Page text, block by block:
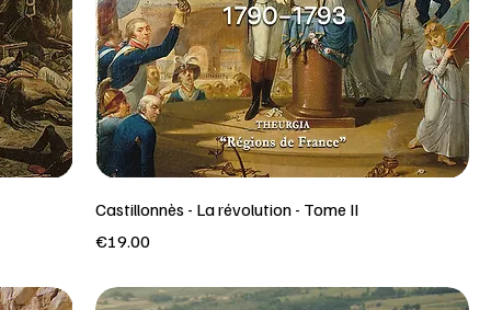
Castillonnès - La révolution - Tome II
Price
€19.00